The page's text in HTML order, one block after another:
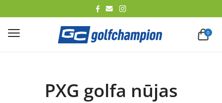
0
PXG golfa nūjas